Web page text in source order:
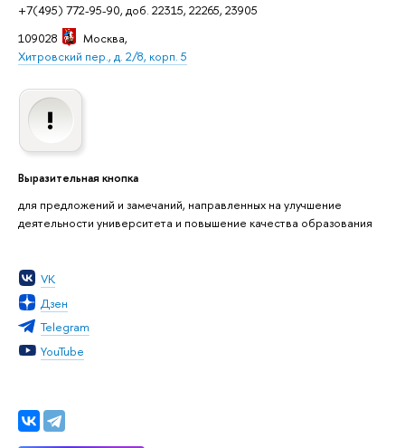
+7(495) 772-95-90, доб. 22315, 22265, 23905
109028
Москва,
Хитровский пер., д. 2/8, корп. 5
Выразительная кнопка
для предложений и замечаний, направленных на улучшение
деятельности университета и повышение качества образования
VK
Дзен
Telegram
YouTube